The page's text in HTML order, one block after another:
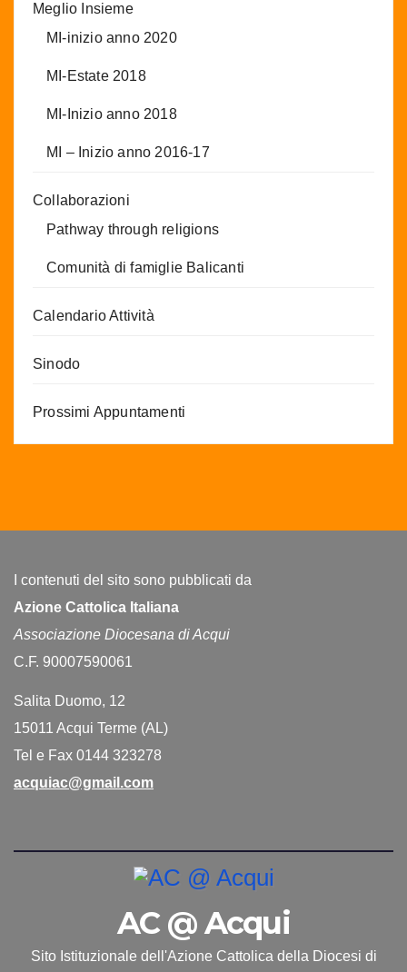
Meglio Insieme
MI-inizio anno 2020
MI-Estate 2018
MI-Inizio anno 2018
MI – Inizio anno 2016-17
Collaborazioni
Pathway through religions
Comunità di famiglie Balicanti
Calendario Attività
Sinodo
Prossimi Appuntamenti
I contenuti del sito sono pubblicati da
Azione Cattolica Italiana
Associazione Diocesana di Acqui
C.F. 90007590061
Salita Duomo, 12
15011 Acqui Terme (AL)
Tel e Fax 0144 323278
acquiac@gmail.com
AC @ Acqui
Sito Istituzionale dell'Azione Cattolica della Diocesi di